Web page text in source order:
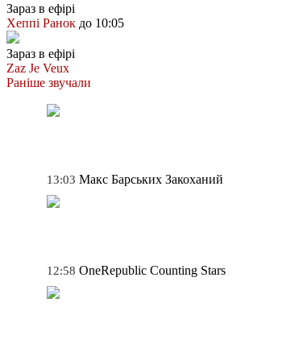
Зараз в ефірі
Хеппі Ранок до 10:05
Зараз в ефірі
Zaz Je Veux
Раніше звучали
13:03 Макс Барських Закоханий
12:58 OneRepublic Counting Stars